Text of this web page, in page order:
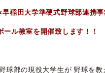
稲田大学準硬式野球部連携事
ール教室を開催致します！！
球部の現役大学生が 野球を教